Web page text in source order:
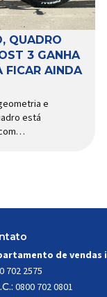
QUADRO
3 GANHA
FICAR AINDA
e
está
de vendas
702 2575
0800 702 0801